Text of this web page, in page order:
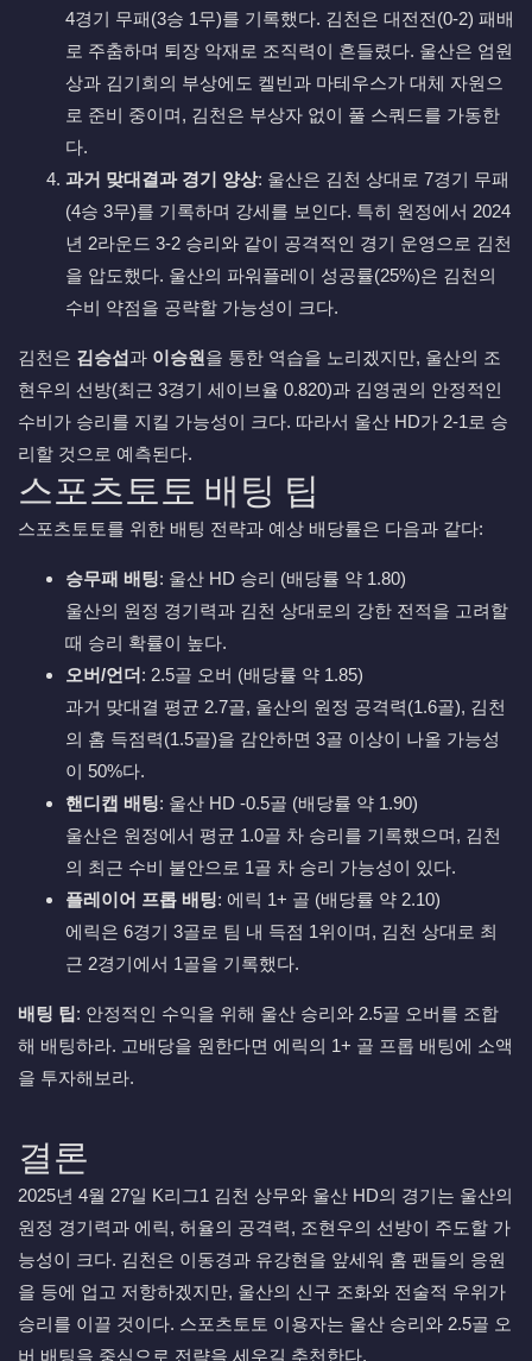
4경기 무패(3승 1무)를 기록했다. 김천은 대전전(0-2) 패배
로 주춤하며 퇴장 악재로 조직력이 흔들렸다. 울산은 엄원
상과 김기희의 부상에도 켈빈과 마테우스가 대체 자원으
로 준비 중이며, 김천은 부상자 없이 풀 스쿼드를 가동한
다.
과거 맞대결과 경기 양상: 울산은 김천 상대로 7경기 무패
(4승 3무)를 기록하며 강세를 보인다. 특히 원정에서 2024
년 2라운드 3-2 승리와 같이 공격적인 경기 운영으로 김천
을 압도했다. 울산의 파워플레이 성공률(25%)은 김천의
수비 약점을 공략할 가능성이 크다.
김천은 김승섭과 이승원을 통한 역습을 노리겠지만, 울산의 조
현우의 선방(최근 3경기 세이브율 0.820)과 김영권의 안정적인
수비가 승리를 지킬 가능성이 크다. 따라서 울산 HD가 2-1로 승
리할 것으로 예측된다.
스포츠토토 배팅 팁
스포츠토토를 위한 배팅 전략과 예상 배당률은 다음과 같다:
승무패 배팅: 울산 HD 승리 (배당률 약 1.80)
울산의 원정 경기력과 김천 상대로의 강한 전적을 고려할
때 승리 확률이 높다.
오버/언더: 2.5골 오버 (배당률 약 1.85)
과거 맞대결 평균 2.7골, 울산의 원정 공격력(1.6골), 김천
의 홈 득점력(1.5골)을 감안하면 3골 이상이 나올 가능성
이 50%다.
핸디캡 배팅: 울산 HD -0.5골 (배당률 약 1.90)
울산은 원정에서 평균 1.0골 차 승리를 기록했으며, 김천
의 최근 수비 불안으로 1골 차 승리 가능성이 있다.
플레이어 프롭 배팅: 에릭 1+ 골 (배당률 약 2.10)
에릭은 6경기 3골로 팀 내 득점 1위이며, 김천 상대로 최
근 2경기에서 1골을 기록했다.
배팅 팁: 안정적인 수익을 위해 울산 승리와 2.5골 오버를 조합
해 배팅하라. 고배당을 원한다면 에릭의 1+ 골 프롭 배팅에 소액
을 투자해보라.
결론
2025년 4월 27일 K리그1 김천 상무와 울산 HD의 경기는 울산의
원정 경기력과 에릭, 허율의 공격력, 조현우의 선방이 주도할 가
능성이 크다. 김천은 이동경과 유강현을 앞세워 홈 팬들의 응원
을 등에 업고 저항하겠지만, 울산의 신구 조화와 전술적 우위가
승리를 이끌 것이다. 스포츠토토 이용자는 울산 승리와 2.5골 오
버 배팅을 중심으로 전략을 세우길 추천한다.